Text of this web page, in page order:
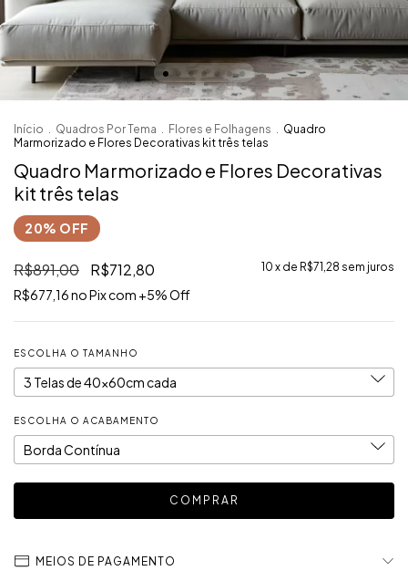
Início . Quadros Por Tema . Flores e Folhagens . Quadro
Marmorizado e Flores Decorativas kit três telas
Quadro Marmorizado e Flores Decorativas
kit três telas
R$891,00 R$712,80 10 x de R$71,28 sem juros
R$677,16
ESCOLHA O TAMANHO
ESCOLHA O ACABAMENTO
MEIOS DE PAGAMENTO